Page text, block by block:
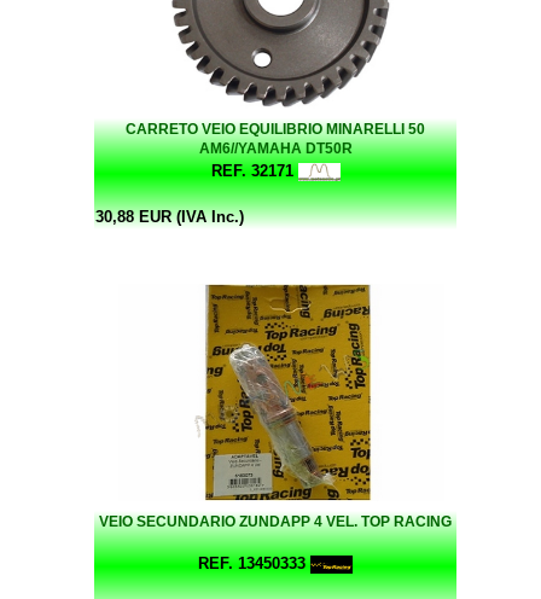
CARRETO VEIO EQUILIBRIO MINARELLI 50
AM6//YAMAHA DT50R
REF. 32171
30,88 EUR (IVA Inc.)
VEIO SECUNDARIO ZUNDAPP 4 VEL. TOP RACING
REF. 13450333